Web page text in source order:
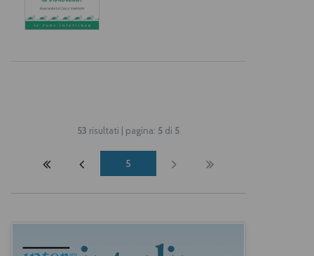
53 risultati | pagina: 5 di 5
5